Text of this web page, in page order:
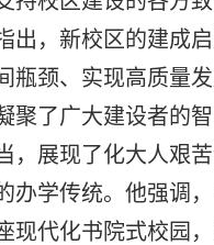
出，新校区的建成
瓶颈、实现高质量
聚了广大建设者的
，展现了化大人艰
办学传统。他强调
现代化书院式校园